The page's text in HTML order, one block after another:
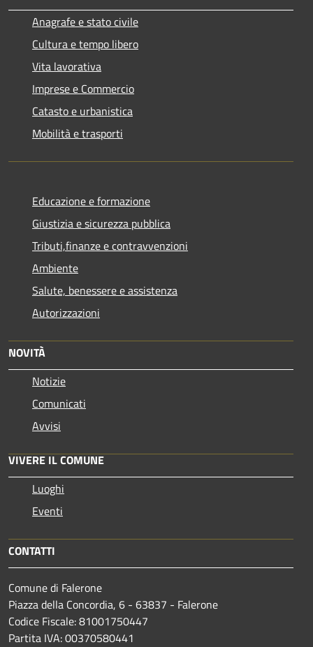
Anagrafe e stato civile
Cultura e tempo libero
Vita lavorativa
Imprese e Commercio
Catasto e urbanistica
Mobilità e trasporti
Educazione e formazione
Giustizia e sicurezza pubblica
Tributi,finanze e contravvenzioni
Ambiente
Salute, benessere e assistenza
Autorizzazioni
NOVITÀ
Notizie
Comunicati
Avvisi
VIVERE IL COMUNE
Luoghi
Eventi
CONTATTI
Comune di Falerone
Piazza della Concordia, 6 - 63837 - Falerone
Codice Fiscale: 81001750447
Partita IVA: 00370580441